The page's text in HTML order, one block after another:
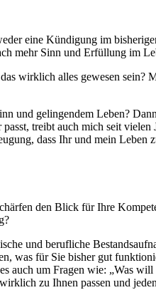
eine Kündigung im
mehr Sinn und Erfüllung im
wirklich alles gewesen
und gelingendem Leben?
treibt auch mich seit
dass Ihr und mein
den Blick für Ihre
und berufliche
was für Sie bisher gut
auch um Fragen wie: „Was
zu Ihnen passen und